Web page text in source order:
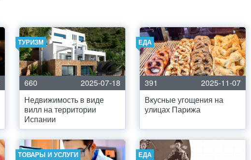
ТУРИЗМ
660
2025-07-18
Недвижимость в виде
вилл на территории
Испании
ЕДА
391
2025-11-07
Вкусные угощения на
улицах Парижа
ТОВАРЫ И УСЛУГИ ЕДА